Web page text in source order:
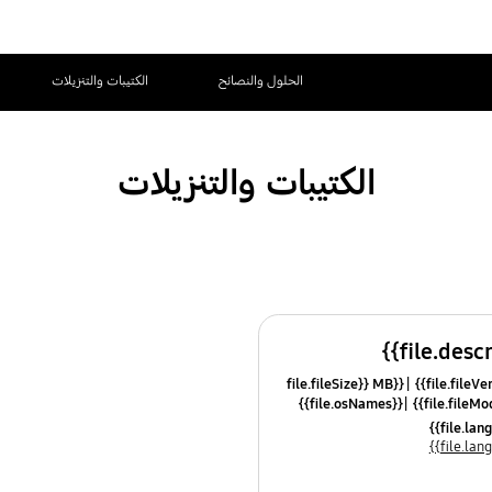
الحلول والنصائح الكتيبات والتنزيلات
الكتيبات والتنزيلات
{{file.fileSize}} MB
{{file.osNames}}